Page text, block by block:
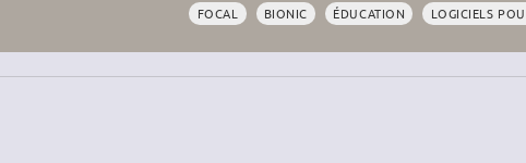
FOCAL BIONIC ÉDUCATION LOGICIELS